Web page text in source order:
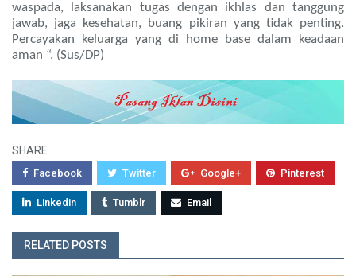
waspada, laksanakan tugas dengan ikhlas dan tanggung
jawab, jaga kesehatan, buang pikiran yang tidak penting.
Percayakan keluarga yang di home base dalam keadaan
aman “. (Sus/DP)
SHARE
Facebook Twitter Google+ Pinterest
Linkedin Tumblr Email
RELATED POSTS